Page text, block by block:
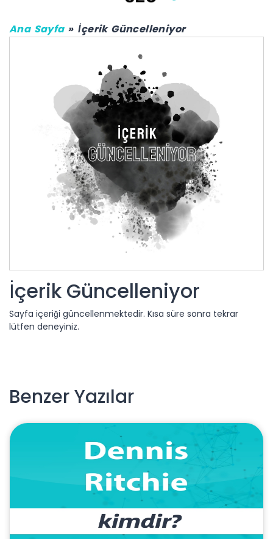
Ana Sayfa İçerik Güncelleniyor
İçerik Güncelleniyor
Sayfa içeriği güncellenmektedir. Kısa süre sonra tekrar
lütfen deneyiniz.
Benzer Yazılar